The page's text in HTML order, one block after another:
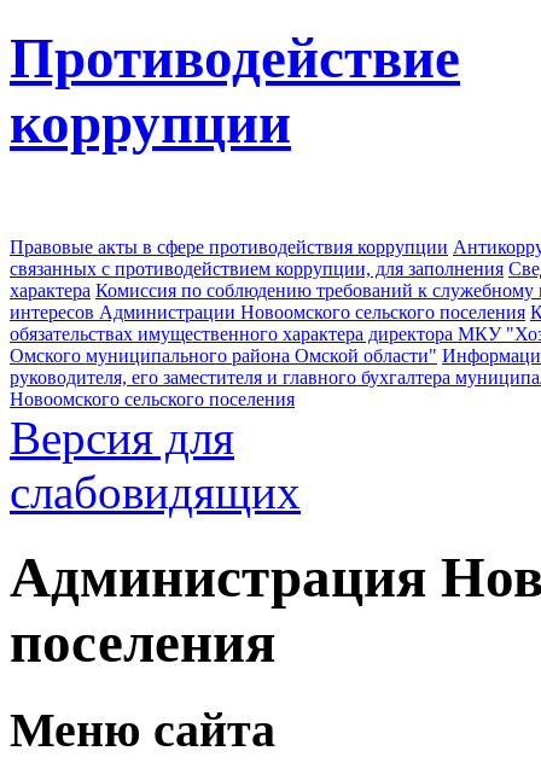
Противодействие
коррупции
Правовые акты в сфере противодействия коррупции
связанных с противодействием коррупции, для заполнения
характера Комиссия по соблюдению требований к
интересов Администрации Новоомского сельского поселения
обязательствах имущественного характера директора МКУ
Омского муниципального района Омской области"
руководителя, его заместителя и главного бухгалтера
Новоомского сельского поселения
Версия для
слабовидящих
Администрация
поселения
Меню сайта